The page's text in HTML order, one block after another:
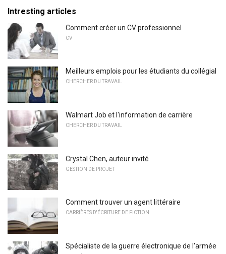
Intresting articles
Comment créer un CV professionnel
CV
Meilleurs emplois pour les étudiants du collégial
CHERCHER DU TRAVAIL
Walmart Job et l'information de carrière
CHERCHER DU TRAVAIL
Crystal Chen, auteur invité
GESTION DE PROJET
Comment trouver un agent littéraire
CARRIÈRES D'ÉCRITURE DE FICTION
Spécialiste de la guerre électronique de l'armée